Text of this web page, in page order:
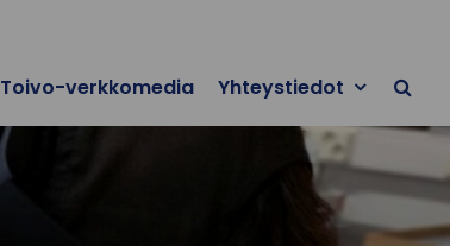
Toivo-verkkomedia Yhteystiedot